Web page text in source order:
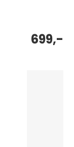
699,-